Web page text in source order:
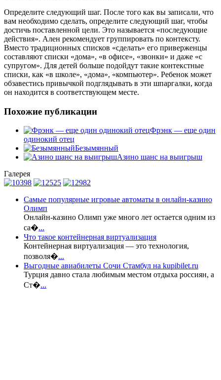
Определите следующий шаг. После того как вы записали, что
вам необходимо сделать, определите следующий шаг, чтобы
достичь поставленной цели. Это называется «последующие
действия». Ален рекомендует группировать по контексту.
Вместо традиционных списков «сделать» его приверженцы
составляют списки «дома», «в офисе», «звонки» и даже «с
супругом». Для детей больше подойдут такие контекстные
списки, как «в школе», «дома», «компьютер». Ребенок может
обзавестись привычкой подглядывать в эти шпаргалки, когда
он находится в соответствующем месте.
Похожие публикации
Фрэнк — еще один
одинокий отец
Безымянный
Азино шанс на выигрыш
Галерея
Самые популярные игровые автоматы в онлайн-казино
Олимп
Онлайн-казино Олимп уже много лет остается одним из
са�...
Что такое контейнерная виртуализация
Контейнерная виртуализация — это технология,
позволя�...
Выгодные авиабилеты Сочи Стамбул на kupibilet.ru
Турция давно стала любимым местом отдыха россиян, а
Ст�...